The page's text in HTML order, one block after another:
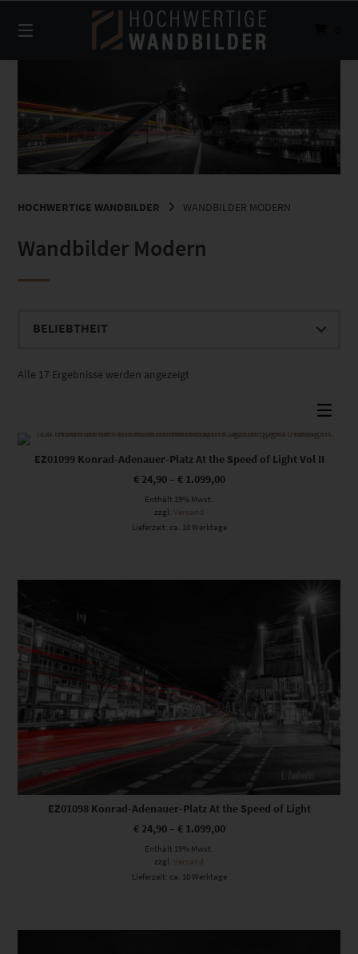
zum
Inhalt
HOCHWERTIGE WANDBILDER WANDBILDER MODERN
Wandbilder Modern
Alle 17 Ergebnisse werden angezeigt
Dieses Produkt weist mehrere Varianten auf. Die Optionen können auf der Produktseite gewählt werden
EZ01099 Konrad-Adenauer-Platz At the Speed of Light Vol II
€24,90– €1.099,00
Enthält 19% Mwst.
zzgl.
Versand
Lieferzeit: ca. 10 Werktage
Dieses Produkt weist mehrere Varianten auf. Die Optionen können auf der Produktseite gewählt werden
EZ01098 Konrad-Adenauer-Platz At the Speed of Light
€24,90– €1.099,00
Enthält 19% Mwst.
zzgl. Versand
Lieferzeit: ca. 10 Werktage
Dieses Produkt weist mehrere Varianten auf. Die Optionen können auf der Produktseite gewählt werden